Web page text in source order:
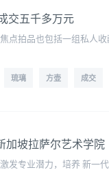
交五千多万元
点拍品也包括一组私人
琉璃 方壶 成交
加坡拉萨尔艺术学院
发专业潜力，培养 新一